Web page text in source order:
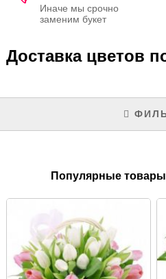
Иначе мы срочно
заменим букет
Доставка цветов
Популярные